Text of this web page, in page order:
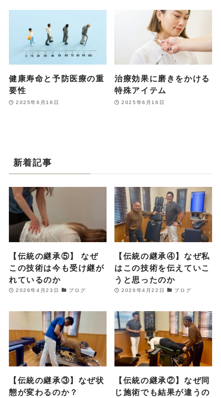
健康寿命と予防医療の重
要性
2025年6月16日
治療効果に磨きをかける
特殊アイテム
2025年6月16日
新着記事
【伝統の継承⑤】 なぜ
この技術は今も受け継が
れているのか
2026年4月23日 ブログ
【伝統の継承④】なぜ私
はこの技術を伝えていこ
うと思ったのか
2026年4月22日 ブログ
【伝統の継承③】なぜ状
態が変わるのか？
【伝統の継承②】なぜ同
じ施術でも結果が違うの